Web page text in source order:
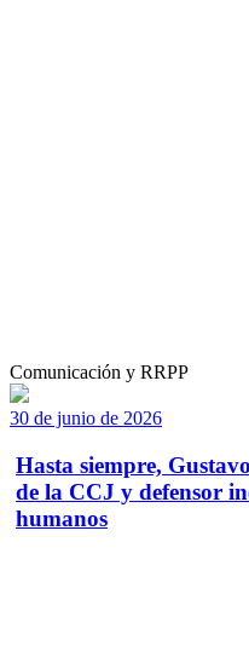
Comunicación y RRPP
30 de junio de 2026
Hasta siempre,
de la CCJ y defensor
humanos